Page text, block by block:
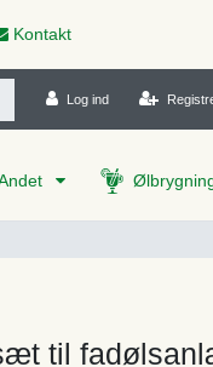
Kontakt
Log ind
til